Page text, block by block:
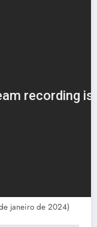
janeiro de 2024)